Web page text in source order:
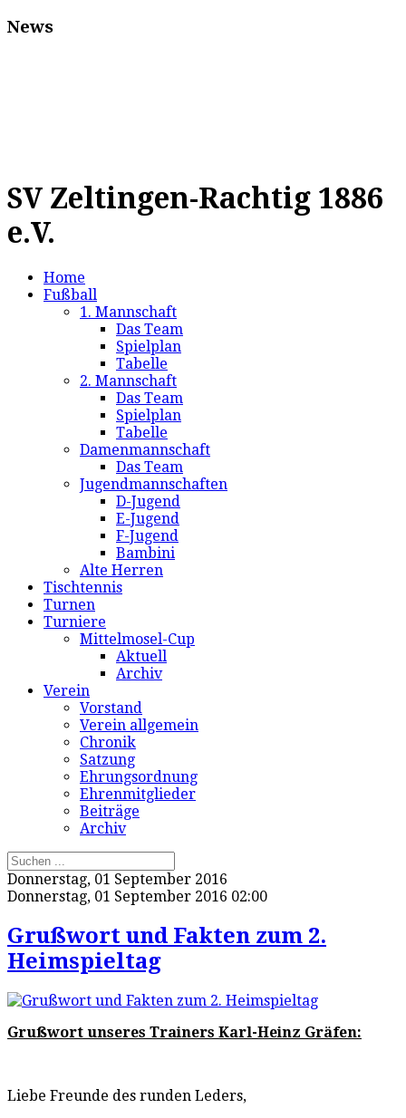
News
SV Zeltingen-Rachtig 1886
e.V.
Home
Fußball
1. Mannschaft
Das Team
Spielplan
Tabelle
2. Mannschaft
Das Team
Spielplan
Tabelle
Damenmannschaft
Das Team
Jugendmannschaften
D-Jugend
E-Jugend
F-Jugend
Bambini
Alte Herren
Tischtennis
Turnen
Turniere
Mittelmosel-Cup
Aktuell
Archiv
Verein
Vorstand
Verein allgemein
Chronik
Satzung
Ehrungsordnung
Ehrenmitglieder
Beiträge
Archiv
Donnerstag, 01 September 2016
Donnerstag, 01 September 2016 02:00
Grußwort und Fakten zum 2.
Heimspieltag
Grußwort unseres Trainers Karl-Heinz Gräfen:
Liebe Freunde des runden Leders,